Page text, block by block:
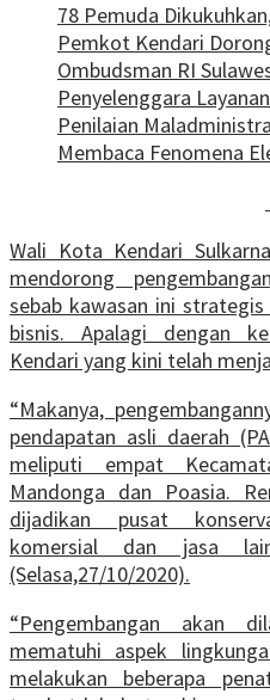
78 Pemuda
Pemkot Kendari
Ombudsman RI
Penyelenggara
Penilaian
Membaca Fenomena
Wali Kota Kendari
mendorong
sebab kawasan ini
bisnis. Apalagi dengan
Kendari yang kini telah
“Makanya,
pendapatan asli daerah
meliputi empat
Mandonga dan Poasia.
dijadikan pusat
komersial dan jasa
(Selasa,27/10/2020).
“Pengembangan akan
mematuhi aspek
melakukan beberapa